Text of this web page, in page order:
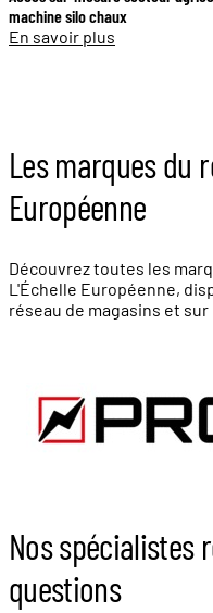
machine silo chaux
En savoir plus
Accès sur-mesure sécurisés |
En savoir plus
Les marques du
Européenne
Découvrez toutes les
L'Échelle Européenne,
réseau de magasins et
Nos spécialistes
questions